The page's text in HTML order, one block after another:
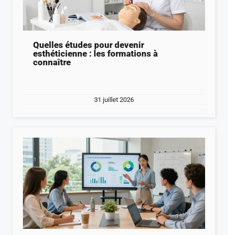
Quelles études pour devenir
esthéticienne : les formations à
connaître
31 juillet 2026